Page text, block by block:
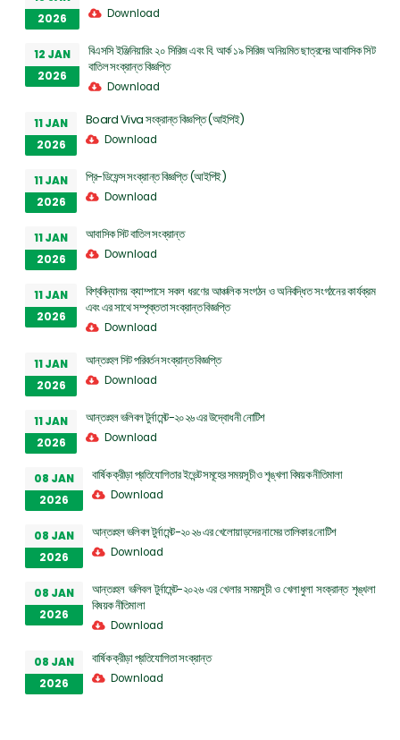
2026
Download
12 JAN
2026
বিএসসি ইঞ্জিনিয়ারিং ২০ সিরিজ এবং বি. আর্ক ১৯ সিরিজ অনিয়মিত ছাত্রদের আবাসিক সিট
বাতিল সংক্রান্ত বিজ্ঞপ্তি
Download
11 JAN
2026
Board Viva সংক্রান্ত বিজ্ঞপ্তি (আইপিই)
Download
11 JAN
2026
প্রি-ডিফেন্স সংক্রান্ত বিজ্ঞপ্তি (আইপিই)
Download
11 JAN
2026
আবাসিক সিট বাতিল সংক্রান্ত
Download
11 JAN
2026
বিশ্ববিদ্যালয় ক্যাম্পাসে সকল ধরণের আঞ্চলিক সংগঠন ও অনিবদ্ধিত সংগঠনের কার্যক্রম
এবং এর সাথে সম্পৃক্ততা সংক্রান্ত বিজ্ঞপ্তি
Download
11 JAN
2026
আন্তঃহল সিট পরিবর্তন সংক্রান্ত বিজ্ঞপ্তি
Download
11 JAN
2026
আন্তঃহল ভলিবল টুর্নামেন্ট-২০২৬ এর উদ্বোধনী নোটিশ
Download
08 JAN
2026
বার্ষিক ক্রীড়া প্রতিযোগিতার ইভেন্ট সমূহের সময়সূচী ও শৃঙ্খলা বিষয়ক নীতিমালা
Download
08 JAN
2026
আন্তঃহল ভলিবল টুর্নামেন্ট-২০২৬ এর খেলোয়াড়দের নামের তালিকার নোটিশ
Download
08 JAN
2026
আন্তঃহল ভলিবল টুর্নামেন্ট-২০২৬ এর খেলার সময়সূচী ও খেলাধুলা সংক্রান্ত শৃঙ্খলা
বিষয়ক নীতিমালা
Download
08 JAN
2026
বার্ষিক ক্রীড়া প্রতিযোগিতা সংক্রান্ত
Download